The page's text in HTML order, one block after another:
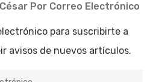
Por Correo Electrónico
para suscribirte a
avisos de nuevos artículos.